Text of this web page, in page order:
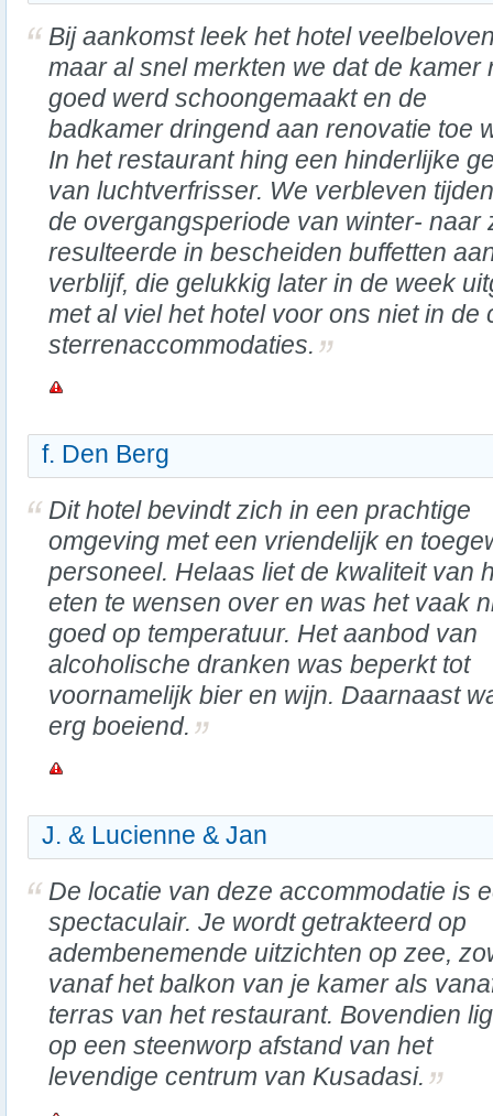
Bij aankomst leek het hotel
maar al snel merkten we dat de kamer
goed werd schoongemaakt en de
badkamer dringend aan renovatie toe
In het restaurant hing een hinderlijke
van luchtverfrisser. We verbleven
de overgangsperiode van winter- naar
resulteerde in bescheiden buffetten
verblijf, die gelukkig later in de week
met al viel het hotel voor ons niet in de
sterrenaccommodaties.
f. Den Berg
Dit hotel bevindt zich in een prachtige
omgeving met een vriendelijk en
personeel. Helaas liet de kwaliteit van
eten te wensen over en was het vaak
goed op temperatuur. Het aanbod van
alcoholische dranken was beperkt tot
voornamelijk bier en wijn. Daarnaast
erg boeiend.
J. & Lucienne & Jan
De locatie van deze accommodatie is
spectaculair. Je wordt getrakteerd op
adembenemende uitzichten op zee,
vanaf het balkon van je kamer als
terras van het restaurant. Bovendien
op een steenworp afstand van het
levendige centrum van Kusadasi.